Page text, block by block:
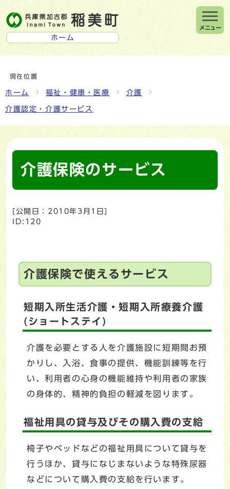
ホーム
メニュー
現在位置
ホーム 福祉・健康・医療 介護
介護認定・介護サービス
介護保険のサービス
[公開日： 2010年3月1日]
ID:120
介護保険で使えるサービス
短期入所生活介護・短期入所療養介護
(ショートステイ)
介護を必要とする人を介護施設に短期間お預
かりし、入浴、食事の提供、機能訓練等を行
い、利用者の心身の機能維持や利用者の家族
の身体的、精神的負担の軽減を図ります。
福祉用具の貸与及びその購入費の支給
椅子やベッドなどの福祉用具について貸与を
行うほか、貸与になじまないような特殊尿器
などについて購入費の支給を行います。